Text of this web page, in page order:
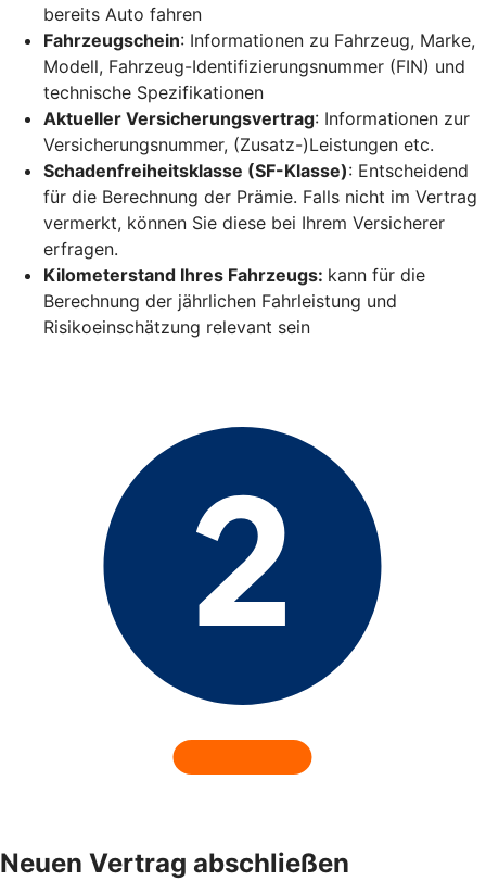
bereits Auto fahren
Fahrzeugschein: Informationen zu Fahrzeug, Marke,
Modell, Fahrzeug-Identifizierungsnummer (FIN) und
technische Spezifikationen
Aktueller Versicherungsvertrag: Informationen zur
Versicherungsnummer, (Zusatz-)Leistungen etc.
Schadenfreiheitsklasse (SF-Klasse): Entscheidend
für die Berechnung der Prämie. Falls nicht im Vertrag
vermerkt, können Sie diese bei Ihrem Versicherer
erfragen.
Kilometerstand Ihres Fahrzeugs: kann für die
Berechnung der jährlichen Fahrleistung und
Risikoeinschätzung relevant sein
Neuen Vertrag abschließen